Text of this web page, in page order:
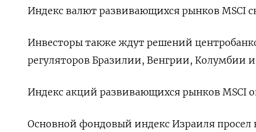
Индекс валют развивающихся рынков MSCI
Инвесторы также ждут решений
регуляторов Бразилии, Венгрии, Колумбии
Индекс акций развивающихся рынков MSCI
Основной фондовый индекс Израиля просел